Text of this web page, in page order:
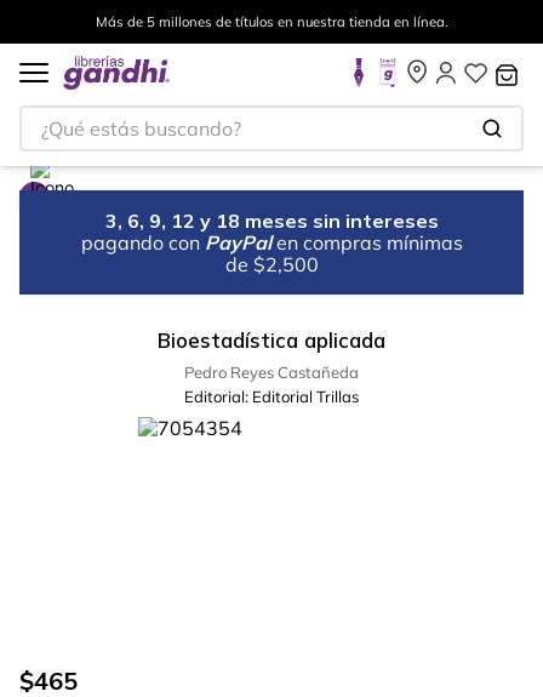
Más de 5 millones de títulos en nuestra tienda en línea.
¿Qué estás buscando?
3, 6, 9, 12 y 18 meses sin intereses
pagando con PayPal en compras mínimas
de $2,500
Bioestadística aplicada
Pedro Reyes Castañeda
Editorial: Editorial Trillas
$465